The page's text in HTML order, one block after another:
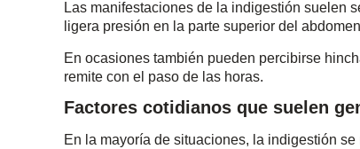
Las manifestaciones de la indigestión suelen
ligera presión en la parte superior del
En ocasiones también pueden percibirse
remite con el paso de las horas.
Factores cotidianos que suelen
En la mayoría de situaciones, la indigestión